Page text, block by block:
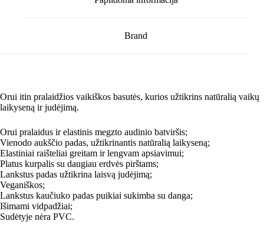
Brand
Orui itin pralaidžios vaikiškos basutės, kurios užtikrins natūralią vaikų
laikyseną ir judėjimą.
Orui pralaidus ir elastinis megzto audinio batviršis;
Vienodo aukščio padas, užtikrinantis natūralią laikyseną;
Elastiniai raišteliai greitam ir lengvam apsiavimui;
Platus kurpalis su daugiau erdvės pirštams;
Lankstus padas užtikrina laisvą judėjimą;
Veganiškos;
Lankstus kaučiuko padas puikiai sukimba su danga;
Išimami vidpadžiai;
Sudėtyje nėra PVC.